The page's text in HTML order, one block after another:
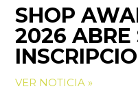
SHOP
2026 ABRE
VER NOTICIA »